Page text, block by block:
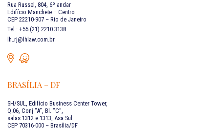
Rua Russel, 804, 6º andar
Edifício Manchete – Centro
CEP 22210-907 – Rio de Janeiro
Tel.: +55 (21) 2210 3138
lh_rj@lhlaw.com.br
BRASÍLIA – DF
SH/SUL, Edifício Business Center Tower,
Q.06, Conj “A”, Bl. “C”,
salas 1312 e 1313, Asa Sul
CEP 70316-000 – Brasília/DF